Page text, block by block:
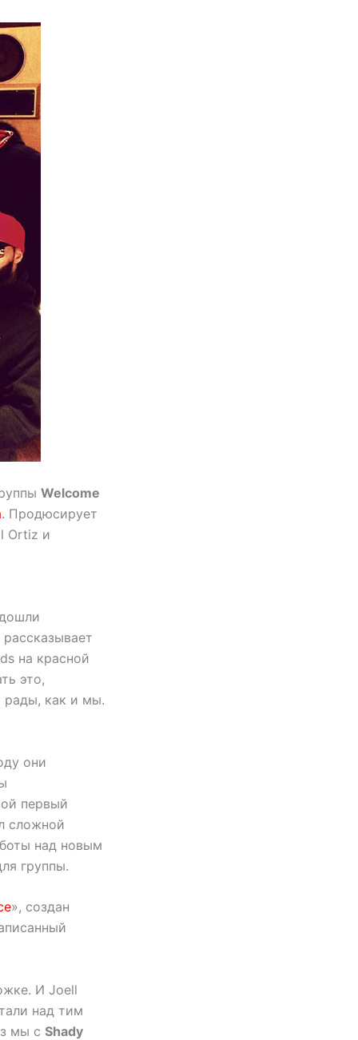
Welcome
. Продюсирует
Ortiz и
на красной
это,
рады, как и мы.
они
первый
сложной
над новым
группы.
», создан
И Joell
над тим
мы с Shady